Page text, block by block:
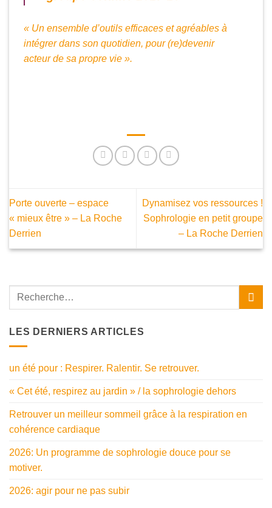
« Un ensemble d’outils efficaces et agréables à
intégrerdans son quotidien, pour (re)devenir
acteurde sa propre vie ».
Porte ouverte – espace
« mieux être » – La Roche
Derrien
Dynamisez vos ressources !
Sophrologie en petit groupe
– La Roche Derrien
LES DERNIERS ARTICLES
un été pour : Respirer. Ralentir. Se retrouver.
« Cet été, respirez au jardin » / la sophrologie dehors
Retrouver un meilleur sommeil grâce à la respiration en
cohérence cardiaque
2026: Un programme de sophrologie douce pour se
motiver.
2026: agir pour ne pas subir